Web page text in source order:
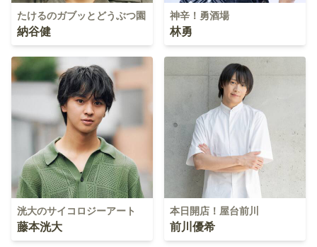
たけるのガブッとどうぶつ園
納谷健
神辛！勇酒場
林勇
洸大のサイコロジーアート
藤本洸大
本日開店！屋台前川
前川優希